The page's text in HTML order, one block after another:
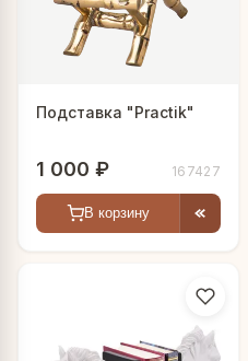
Подставка "Practik"
1 000 ₽ 167427
В корзину